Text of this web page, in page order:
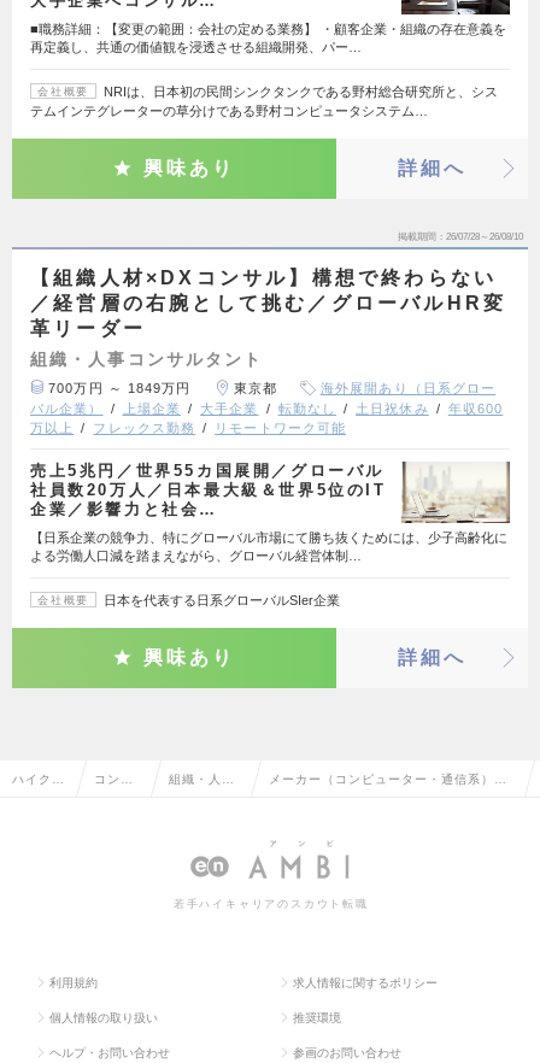
■職務詳細：【変更の範囲：会社の定める業務】 ・顧客企業・組織の存在意義を
再定義し、共通の価値観を浸透させる組織開発、パー…
会社概要
NRIは、日本初の民間シンクタンクである野村総合研究所と、シス
テムインテグレーターの草分けである野村コンピュータシステム…
興味あり 詳細へ
掲載期間 26/07/28～26/08/10
【組織人材×DXコンサル】構想で終わらない
／経営層の右腕として挑む／グローバルHR変
革リーダー
組織・人事コンサルタント
700万円 ～ 1849万円 東京都
海外展開あり（日系グロー
バル企業）
上場企業 大手企業 転勤なし 土日祝休み
年収600
万以上
フレックス勤務 リモートワーク可能
売上5兆円／世界55カ国展開／グローバル
社員数20万人／日本最大級＆世界5位のIT
企業／影響力と社会…
【日系企業の競争力、特にグローバル市場にて勝ち抜くためには、少子高齢化に
よる労働人口減を踏まえながら、グローバル経営体制…
会社概要 日本を代表する日系グローバルSIer企業
興味あり 詳細へ
ハイクラ コンサ 組織・人事
ント
メーカー（コンピューター・通信系）の
情報一覧
若手ハイキャリアのスカウト転職
利用規約 求人情報に関するポリシー
個人情報の取り扱い 推奨環境
ヘルプ・お問い合わせ 参画のお問い合わせ